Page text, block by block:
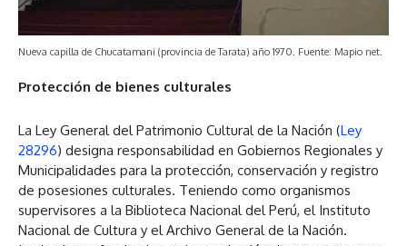
Nueva capilla de Chucatamani (provincia de Tarata) año 1970. Fuente: Mapio net.
Protección de bienes culturales
La Ley General del Patrimonio Cultural de la Nación (Ley
28296) designa responsabilidad en Gobiernos Regionales y
Municipalidades para la protección, conservación y registro
de posesiones culturales. Teniendo como organismos
supervisores a la Biblioteca Nacional del Perú, el Instituto
Nacional de Cultura y el Archivo General de la Nación.